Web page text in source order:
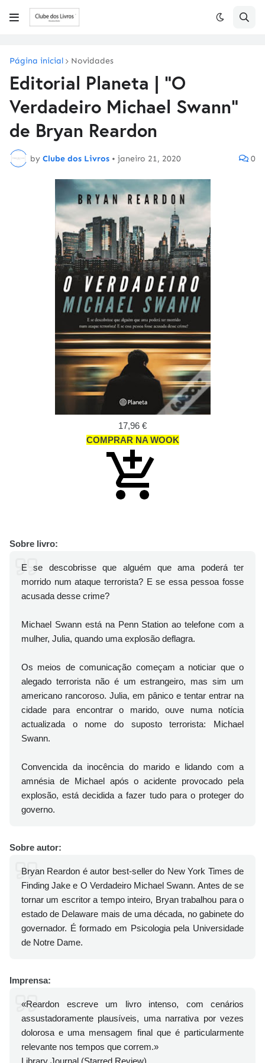
Página inicial Novidades
Editorial Planeta | "O
Verdadeiro Michael Swann"
de Bryan Reardon
by Clube dos Livros • janeiro 21, 2020 0
17,96 €
COMPRAR NA WOOK
Sobre livro:
E se descobrisse que alguém que ama poderá ter
morrido num ataque terrorista? E se essa pessoa fosse
acusada desse crime?
Michael Swann está na Penn Station ao telefone com a
mulher, Julia, quando uma explosão deflagra.
Os meios de comunicação começam a noticiar que o
alegado terrorista não é um estrangeiro, mas sim um
americano rancoroso. Julia, em pânico e tentar entrar na
cidade para encontrar o marido, ouve numa notícia
actualizada o nome do suposto terrorista: Michael
Swann.
Convencida da inocência do marido e lidando com a
amnésia de Michael após o acidente provocado pela
explosão, está decidida a fazer tudo para o proteger do
governo.
Sobre autor:
Bryan Reardon é autor best-seller do New York Times de
Finding Jake e O Verdadeiro Michael Swann. Antes de se
tornar um escritor a tempo inteiro, Bryan trabalhou para o
estado de Delaware mais de uma década, no gabinete do
governador. É formado em Psicologia pela Universidade
de Notre Dame.
Imprensa:
«Reardon escreve um livro intenso, com cenários
assustadoramente plausíveis, uma narrativa por vezes
dolorosa e uma mensagem final que é particularmente
relevante nos tempos que correm.»
Library Journal (Starred Review)